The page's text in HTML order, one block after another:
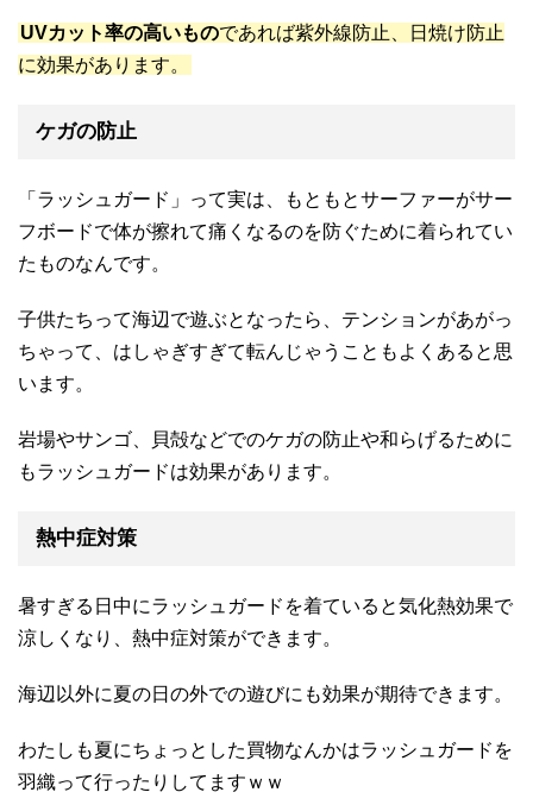
UVカット率の高いものであれば紫外線防止、日焼け防止
に効果があります。
ケガの防止
「ラッシュガード」って実は、もともとサーファーがサー
フボードで体が擦れて痛くなるのを防ぐために着られてい
たものなんです。
子供たちって海辺で遊ぶとなったら、テンションがあがっ
ちゃって、はしゃぎすぎて転んじゃうこともよくあると思
います。
岩場やサンゴ、貝殻などでのケガの防止や和らげるために
もラッシュガードは効果があります。
熱中症対策
暑すぎる日中にラッシュガードを着ていると気化熱効果で
涼しくなり、熱中症対策ができます。
海辺以外に夏の日の外での遊びにも効果が期待できます。
わたしも夏にちょっとした買物なんかはラッシュガードを
羽織って行ったりしてますｗｗ